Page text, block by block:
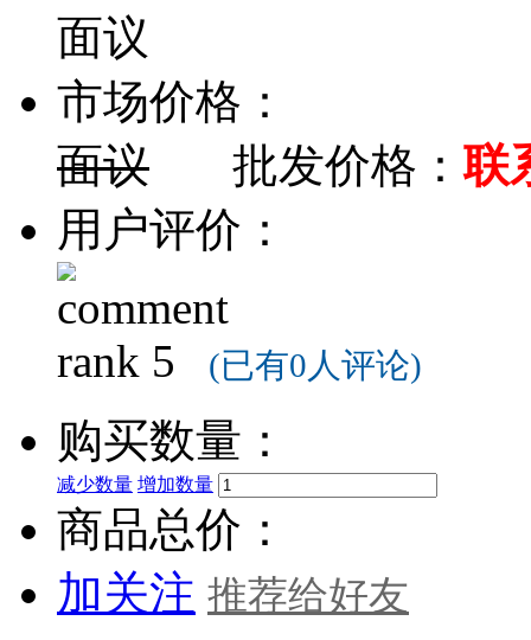
面议
市场价格：
面议
批发价格：联
用户评价：
(已有0人评论)
购买数量：
减少数量 增加数量
商品总价：
加关注 推荐给好友